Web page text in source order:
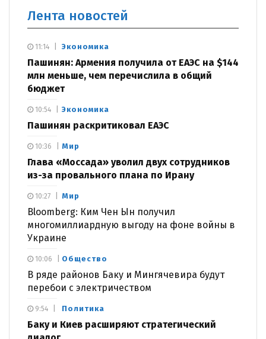
Лента новостей
Экономика
Пашинян: Армения получила от ЕАЭС на $144
млн меньше, чем перечислила в общий
бюджет
11:14
Экономика
Пашинян раскритиковал ЕАЭС
10:54
Мир
Глава «Моссада» уволил двух сотрудников
из-за провального плана по Ирану
10:36
Мир
Bloomberg: Ким Чен Ын получил
многомиллиардную выгоду на фоне войны в
Украине
10:27
Общество
В ряде районов Баку и Мингячевира будут
перебои с электричеством
10:06
Политика
Баку и Киев расширяют стратегический
9:54